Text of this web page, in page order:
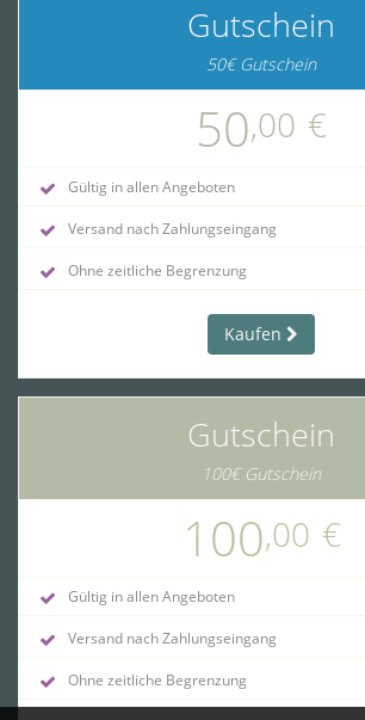
Gutschein
50€ Gutschein
50,00 €
Gültig in allen Angeboten
Versand nach Zahlungseingang
Ohne zeitliche Begrenzung
Kaufen
Gutschein
100€ Gutschein
100,00 €
Gültig in allen Angeboten
Versand nach Zahlungseingang
Ohne zeitliche Begrenzung